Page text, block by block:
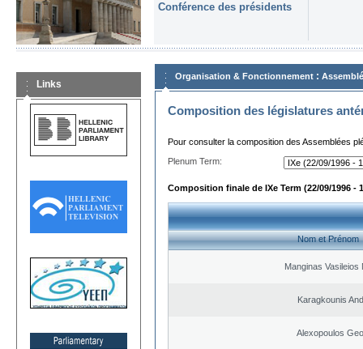
Conférence des présidents
Links
Organisation & Fonctionnement :
Composition des législatures
Pour consulter la composition des Assemblées
Plenum Term:
Composition finale de IXe Term (22/09/1996 -
Nom et Prénom
Manginas Vasileios
Karagkounis
Alexopoulos